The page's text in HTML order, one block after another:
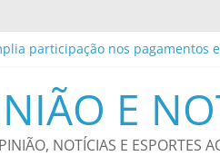
participação nos pagamentos
do Procon-JP registra queda
assina decretos e restringe
Federal indicia 16 pessoas por
E
NOTÍCIAS E ESPORTES